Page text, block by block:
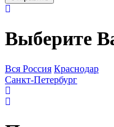
Выберите
Вся Россия Краснодар
Санкт-Петербург